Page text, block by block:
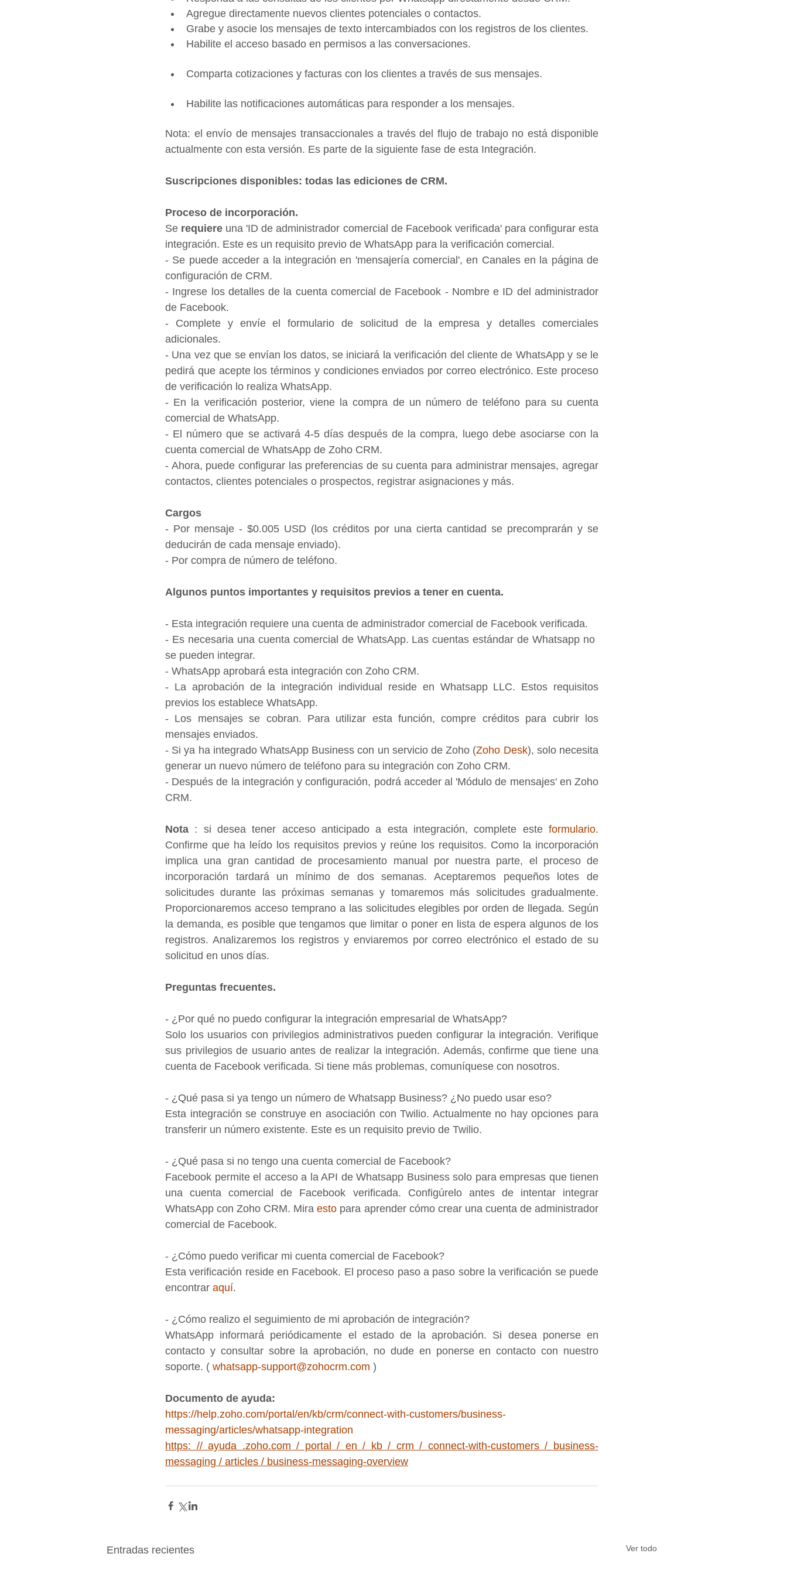
Agregue directamente nuevos clientes potenciales o contactos.
Grabe y asocie los mensajes de texto intercambiados con los registros de los clientes.
Habilite el acceso basado en permisos a las conversaciones.
Comparta cotizaciones y facturas con los clientes a través de sus mensajes.
Habilite las notificaciones automáticas para responder a los mensajes.
Nota: el envío de mensajes transaccionales a través del flujo de trabajo no está disponible
actualmente con esta versión. Es parte de la siguiente fase de esta Integración.
Suscripciones disponibles: todas las ediciones de CRM.
Proceso de incorporación.
Se requiere una 'ID de administrador comercial de Facebook verificada' para configurar esta
integración. Este es un requisito previo de WhatsApp para la verificación comercial.
- Se puede acceder a la integración en 'mensajería comercial', en Canales en la página de
configuración de CRM.
- Ingrese los detalles de la cuenta comercial de Facebook - Nombre e ID del administrador
de Facebook.
- Complete y envíe el formulario de solicitud de la empresa y detalles comerciales
adicionales.
- Una vez que se envían los datos, se iniciará la verificación del cliente de WhatsApp y se le
pedirá que acepte los términos y condiciones enviados por correo electrónico. Este proceso
de verificación lo realiza WhatsApp.
- En la verificación posterior, viene la compra de un número de teléfono para su cuenta
comercial de WhatsApp.
- El número que se activará 4-5 días después de la compra, luego debe asociarse con la
cuenta comercial de WhatsApp de Zoho CRM.
- Ahora, puede configurar las preferencias de su cuenta para administrar mensajes, agregar
contactos, clientes potenciales o prospectos, registrar asignaciones y más.
Cargos
- Por mensaje - $0.005 USD (los créditos por una cierta cantidad se precomprarán y se
deducirán de cada mensaje enviado).
- Por compra de número de teléfono.
Algunos puntos importantes y requisitos previos a tener en cuenta.
- Esta integración requiere una cuenta de administrador comercial de Facebook verificada.
- Es necesaria una cuenta comercial de WhatsApp. Las cuentas estándar de Whatsapp no ​​
se pueden integrar.
- WhatsApp aprobará esta integración con Zoho CRM.
- La aprobación de la integración individual reside en Whatsapp LLC. Estos requisitos
previos los establece WhatsApp.
- Los mensajes se cobran. Para utilizar esta función, compre créditos para cubrir los
mensajes enviados.
- Si ya ha integrado WhatsApp Business con un servicio de Zoho (Zoho Desk), solo necesita
generar un nuevo número de teléfono para su integración con Zoho CRM.
- Después de la integración y configuración, podrá acceder al 'Módulo de mensajes' en Zoho
CRM.
Nota : si desea tener acceso anticipado a esta integración, complete este formulario.
Confirme que ha leído los requisitos previos y reúne los requisitos. Como la incorporación
implica una gran cantidad de procesamiento manual por nuestra parte, el proceso de
incorporación tardará un mínimo de dos semanas. Aceptaremos pequeños lotes de
solicitudes durante las próximas semanas y tomaremos más solicitudes gradualmente.
Proporcionaremos acceso temprano a las solicitudes elegibles por orden de llegada. Según
la demanda, es posible que tengamos que limitar o poner en lista de espera algunos de los
registros. Analizaremos los registros y enviaremos por correo electrónico el estado de su
solicitud en unos días.
Preguntas frecuentes.
- ¿Por qué no puedo configurar la integración empresarial de WhatsApp?
Solo los usuarios con privilegios administrativos pueden configurar la integración. Verifique
sus privilegios de usuario antes de realizar la integración. Además, confirme que tiene una
cuenta de Facebook verificada. Si tiene más problemas, comuníquese con nosotros.
- ¿Qué pasa si ya tengo un número de Whatsapp Business? ¿No puedo usar eso?
Esta integración se construye en asociación con Twilio. Actualmente no hay opciones para
transferir un número existente. Este es un requisito previo de Twilio.
- ¿Qué pasa si no tengo una cuenta comercial de Facebook?
Facebook permite el acceso a la API de Whatsapp Business solo para empresas que tienen
una cuenta comercial de Facebook verificada. Configúrelo antes de intentar integrar
WhatsApp con Zoho CRM. Mira esto para aprender cómo crear una cuenta de administrador
comercial de Facebook.
- ¿Cómo puedo verificar mi cuenta comercial de Facebook?
Esta verificación reside en Facebook. El proceso paso a paso sobre la verificación se puede
encontrar aquí.
- ¿Cómo realizo el seguimiento de mi aprobación de integración?
WhatsApp informará periódicamente el estado de la aprobación. Si desea ponerse en
contacto y consultar sobre la aprobación, no dude en ponerse en contacto con nuestro
soporte. ( whatsapp-support@zohocrm.com )
Documento de ayuda:
https://help.zoho.com/portal/en/kb/crm/connect-with-customers/business-
messaging/articles/whatsapp-integration
https: // ayuda .zoho.com / portal / en / kb / crm / connect-with-customers / business-
messaging / articles / business-messaging-overview
Entradas recientes Ver todo